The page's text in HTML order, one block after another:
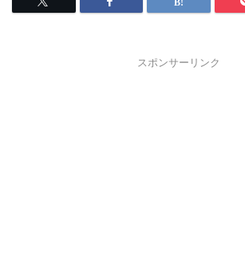
スポンサーリンク